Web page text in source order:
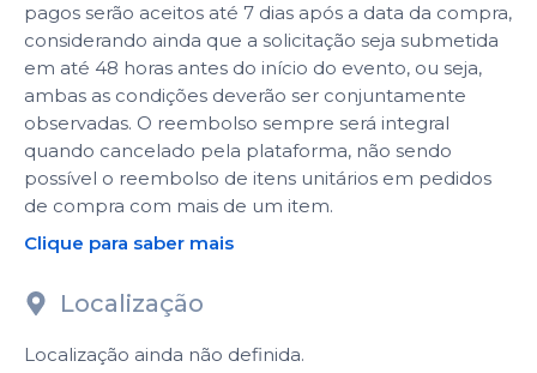
pagos serão aceitos até 7 dias após a data da compra,
considerando ainda que a solicitação seja submetida
em até 48 horas antes do início do evento, ou seja,
ambas as condições deverão ser conjuntamente
observadas. O reembolso sempre será integral
quando cancelado pela plataforma, não sendo
possível o reembolso de itens unitários em pedidos
de compra com mais de um item.
Clique para saber mais
Localização
Localização ainda não definida.